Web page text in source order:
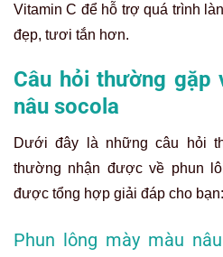
Vitamin C để hỗ trợ quá trình
đẹp, tươi tắn hơn.
Câu hỏi thường gặp
nâu socola
Dưới đây là những câu hỏi
thường nhận được về phun
được tổng hợp giải đáp cho bạn:
Phun lông mày màu